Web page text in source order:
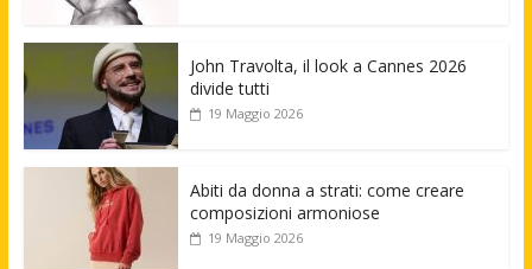
John Travolta, il look a Cannes 2026
divide tutti
19 Maggio 2026
Abiti da donna a strati: come creare
composizioni armoniose
19 Maggio 2026